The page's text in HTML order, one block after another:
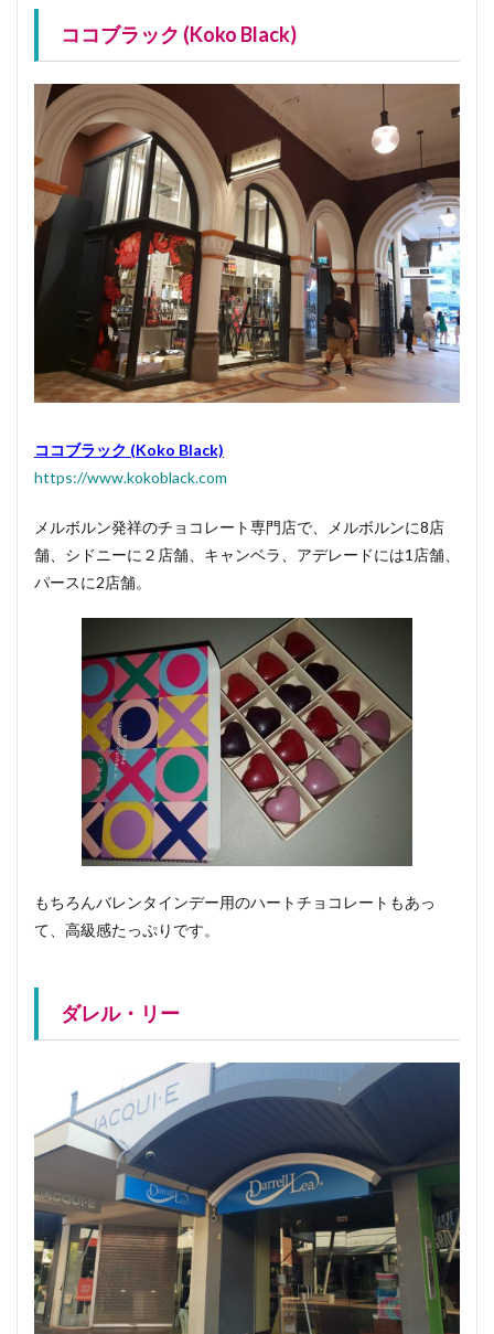
ココブラック (Koko Black)
ココブラック (Koko Black)
https://www.kokoblack.com
メルボルン発祥のチョコレート専門店で、
メルボルンに8店
舗、シドニーに２店舗、キャンベラ、アデレードには1店舗、
パースに2店舗。
もちろんバレンタインデー用のハートチョコレートもあっ
て、高級感たっぷりです。
ダレル・リー